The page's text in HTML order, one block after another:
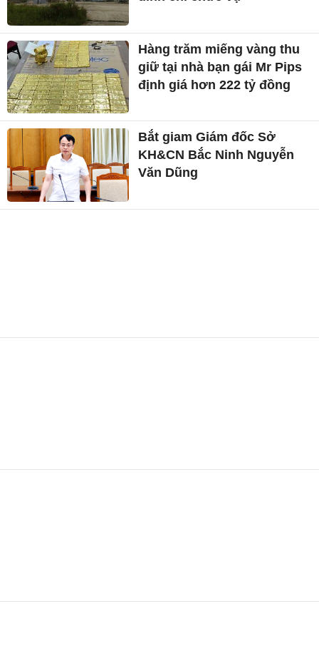
Hàng trăm miếng vàng thu
giữ tại nhà bạn gái Mr Pips
định giá hơn 222 tỷ đồng
Bắt giam Giám đốc Sở
KH&CN Bắc Ninh Nguyễn
Văn Dũng